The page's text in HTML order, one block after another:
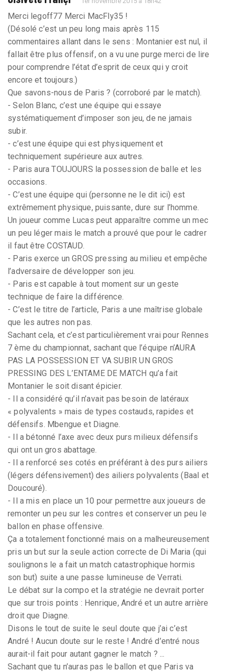
Merci legoff77 Merci MacFly35 !
(Désolé c’est un peu long mais après 115
commentaires allant dans le sens : Montanier est nul, il
fallait être plus offensif, on a vu une purge merci de lire
pour comprendre l’état d’esprit de ceux qui y croit
encore et toujours.)
Que savons-nous de Paris ? (corroboré par le match).
- Selon Blanc, c’est une équipe qui essaye
systématiquement d’imposer son jeu, de ne jamais
subir.
- c’est une équipe qui est physiquement et
techniquement supérieure aux autres.
- Paris aura TOUJOURS la possession de balle et les
occasions.
- C’est une équipe qui (personne ne le dit ici) est
extrêmement physique, puissante, dure sur l’homme.
Un joueur comme Lucas peut apparaître comme un mec
un peu léger mais le match a prouvé que pour le cadrer
il faut être COSTAUD.
- Paris exerce un GROS pressing au milieu et empêche
l’adversaire de développer son jeu.
- Paris est capable à tout moment sur un geste
technique de faire la différence.
- C’est le titre de l’article, Paris a une maîtrise globale
que les autres non pas.
Sachant cela, et c’est particulièrement vrai pour Rennes
7 ème du championnat, sachant que l’équipe n’AURA
PAS LA POSSESSION ET VA SUBIR UN GROS
PRESSING DES L’ENTAME DE MATCH qu’a fait
Montanier le soit disant épicier.
- Il a considéré qu’il n’avait pas besoin de latéraux
« polyvalents » mais de types costauds, rapides et
défensifs. Mbengue et Diagne.
- Il a bétonné l’axe avec deux purs milieux défensifs
qui ont un gros abattage.
- Il a renforcé ses cotés en préférant à des purs ailiers
(légers défensivement) des ailiers polyvalents (Baal et
Doucouré).
- Il a mis en place un 10 pour permettre aux joueurs de
remonter un peu sur les contres et conserver un peu le
ballon en phase offensive.
Ça a totalement fonctionné mais on a malheureusement
pris un but sur la seule action correcte de Di Maria (qui
soulignons le a fait un match catastrophique hormis
son but) suite a une passe lumineuse de Verrati.
Le débat sur la compo et la stratégie ne devrait porter
que sur trois points : Henrique, André et un autre arrière
droit que Diagne.
Disons le tout de suite le seul doute que j’ai c’est
André ! Aucun doute sur le reste ! André d’entré nous
aurait-il fait pour autant gagner le match ? ...
Sachant que tu n’auras pas le ballon et que Paris va